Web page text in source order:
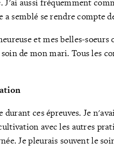
J'ai aussi fréquemment
a semblé se rendre compte
et mes belles-
de mon mari. Tous les
durant ces épreuves. Je
avec les autres
Je pleurais souvent le